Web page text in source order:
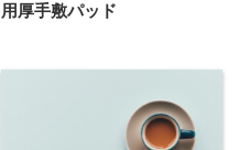
用厚手敷パッド